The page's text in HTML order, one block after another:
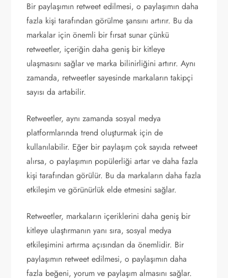
Bir paylaşımın retweet edilmesi, o paylaşımın daha
fazla kişi tarafından görülme şansını artırır. Bu da
markalar için önemli bir fırsat sunar çünkü
retweetler, içeriğin daha geniş bir kitleye
ulaşmasını sağlar ve marka bilinirliğini artırır. Aynı
zamanda, retweetler sayesinde markaların takipçi
sayısı da artabilir.
Retweetler, aynı zamanda sosyal medya
platformlarında trend oluşturmak için de
kullanılabilir. Eğer bir paylaşım çok sayıda retweet
alırsa, o paylaşımın popülerliği artar ve daha fazla
kişi tarafından görülür. Bu da markaların daha fazla
etkileşim ve görünürlük elde etmesini sağlar.
Retweetler, markaların içeriklerini daha geniş bir
kitleye ulaştırmanın yanı sıra, sosyal medya
etkileşimini artırma açısından da önemlidir. Bir
paylaşımın retweet edilmesi, o paylaşımın daha
fazla beğeni, yorum ve paylaşım almasını sağlar.